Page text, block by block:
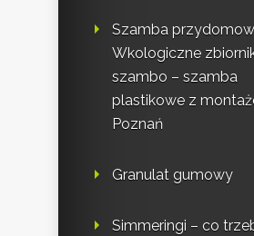
Szamba
Wkologiczne
szambo – szamba
plastikowe z
Poznań
Granulat gumowy
Simmeringi – co